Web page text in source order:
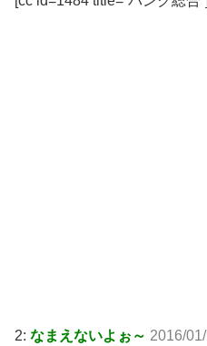
2: なまえないよぉ～ 2016/